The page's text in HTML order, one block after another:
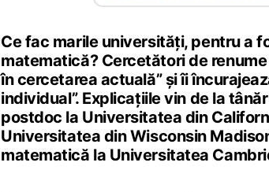
Ce fac marile universități, pentru a
matematică? Cercetători de
în cercetarea actuală” și îi
individual”. Explicațiile vin de la
postdoc la Universitatea din
Universitatea din Wisconsin
matematică la Universitatea